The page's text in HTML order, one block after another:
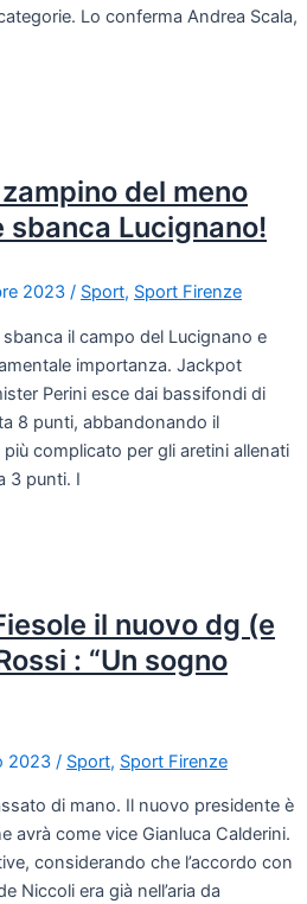
Lo conferma Andrea Scala,
del meno
sbanca Lucignano!
2023 / Sport, Sport Firenze
il campo del Lucignano e
importanza. Jackpot
Perini esce dai bassifondi di
8 punti, abbandonando il
complicato per gli aretini allenati
3 punti. I
il nuovo dg (e
: “Un sogno
2023 / Sport, Sport Firenze
di mano. Il nuovo presidente è
avrà come vice Gianluca Calderini.
considerando che l’accordo con
Niccoli era già nell’aria da